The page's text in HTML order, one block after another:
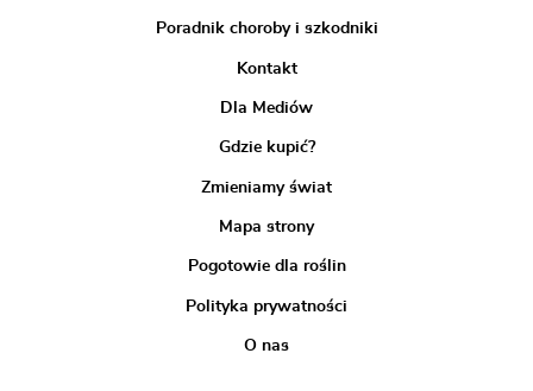
Poradnik choroby i szkodniki
Kontakt
Dla Mediów
Gdzie kupić?
Zmieniamy świat
Mapa strony
Pogotowie dla roślin
Polityka prywatności
O nas